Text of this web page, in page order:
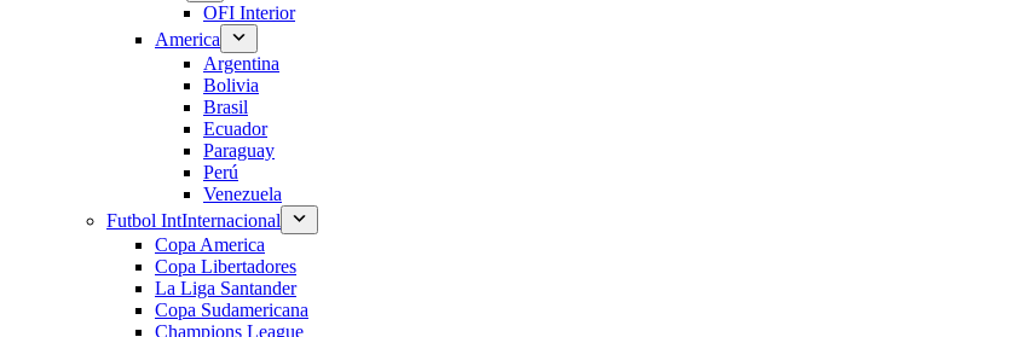
OFI Interior
America
Argentina
Bolivia
Brasil
Ecuador
Paraguay
Perú
Venezuela
Futbol IntInternacional
Copa America
Copa Libertadores
La Liga Santander
Copa Sudamericana
Champions League